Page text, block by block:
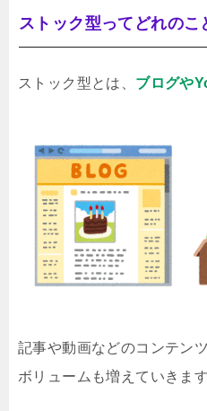
ストック型ってどれのこ
ストック型とは、 ブログや
記事や動画などのコンテン
ボリュームも増えていきます